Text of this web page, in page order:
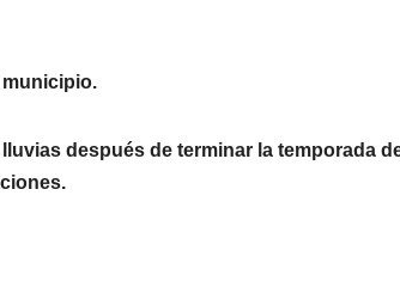
después de terminar la temporada